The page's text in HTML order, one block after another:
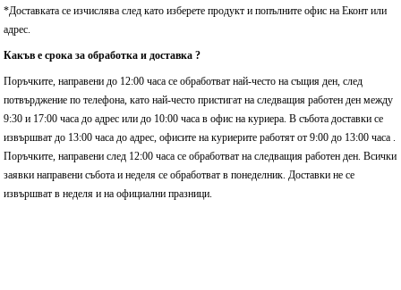
*Доставката се изчислява след като изберете продукт и попълните офис на Еконт или
адрес.
Какъв е срока за обработка и доставка ?
Поръчките, направени до 12:00 часа се обработват най-често на същия ден, след
потвърджение по телефона, като най-често пристигат на следващия работен ден между
9:30 и 17:00 часа до адрес или до 10:00 часа в офис на куриера. В събота доставки се
извършват до 13:00 часа до адрес, офисите на куриерите работят от 9:00 до 13:00 часа .
Поръчките, направени след 12:00 часа се обработват на следващия работен ден. Всички
заявки направени събота и неделя се обработват в понеделник. Доставки не се
извършват в неделя и на официални празници.